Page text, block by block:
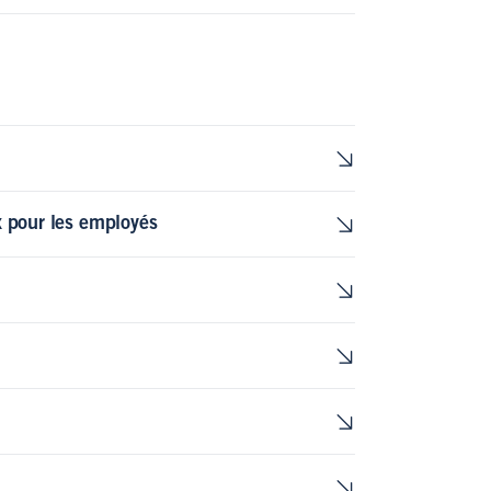
les employés